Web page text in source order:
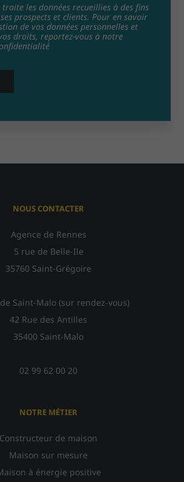
traite les données recueillies à des fins
prospects et clients. Pour en savoir
de vos données personnelles et
droits, reportez-vous à notre
NOUS CONTACTER
Agence de Rennes
5 rue de Belle-Ile
35760 Saint-Grégoire
Saint-Malo (sur rendez-vous)
42 Rue des Antilles
35400 Saint-Malo
02 99 62 00 20
NOTRE MÉTIER
Constructeur de maison
Maison sur mesure
à énergie positive